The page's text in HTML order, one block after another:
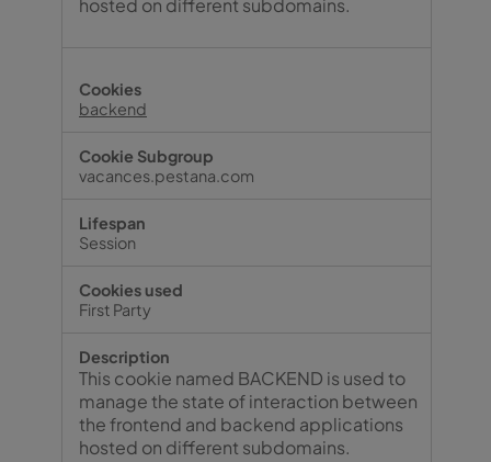
backend
vacances.pestana.com
Session
First Party
This cookie named BACKEND is used to
manage the state of interaction between
the frontend and backend applications
hosted on different subdomains.